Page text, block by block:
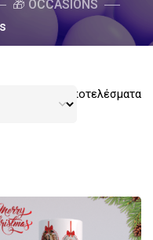
🎁 OCCASIONS
όλα - 11 αποτελέσματα